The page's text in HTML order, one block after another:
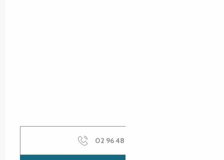
02 96 48 43